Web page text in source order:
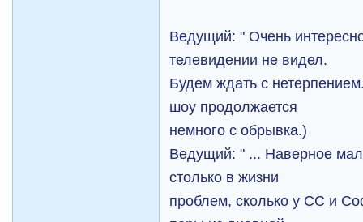
Ведущий: " Очень
телевидении не видел.
Будем ждать с
шоу продолжается
немного с обрывка.)
Ведущий: " ... Наверное
столько в жизни
проблем, сколько у СС и